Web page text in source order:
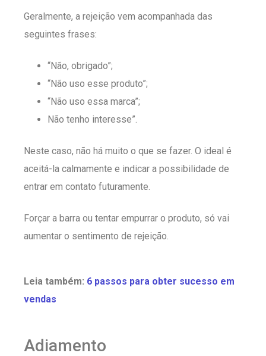
Geralmente, a rejeição vem acompanhada das
seguintes frases:
“Não, obrigado”;
“Não uso esse produto”;
“Não uso essa marca”;
Não tenho interesse”.
Neste caso, não há muito o que se fazer. O ideal é
aceitá-la calmamente e indicar a possibilidade de
entrar em contato futuramente.
Forçar a barra ou tentar empurrar o produto, só vai
aumentar o sentimento de rejeição.
Leia também: 6 passos para obter sucesso em
vendas
Adiamento